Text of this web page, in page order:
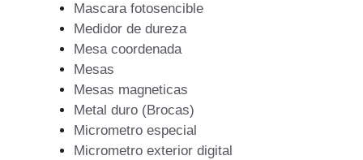
Mascara fotosencible
Medidor de dureza
Mesa coordenada
Mesas
Mesas magneticas
Metal duro (Brocas)
Micrometro especial
Micrometro exterior digital